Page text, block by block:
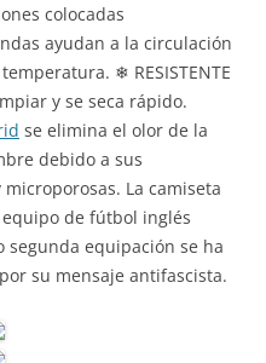
colocadas
ayudan a la circulación
❄ RESISTENTE
y se seca rápido.
se elimina el olor de la
debido a sus
La camiseta
de fútbol inglés
segunda equipación se ha
su mensaje antifascista.